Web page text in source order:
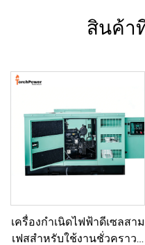
สินค้า
เครื่องกำเนิดไฟฟ้าดีเซลสาม
เฟสสำหรับใช้งานชั่วคราวที่